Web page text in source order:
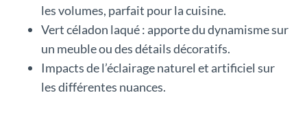
les volumes, parfait pour la cuisine.
Vert céladon laqué : apporte du dynamisme sur
un meuble ou des détails décoratifs.
Impacts de l’éclairage naturel et artificiel sur
les différentes nuances.